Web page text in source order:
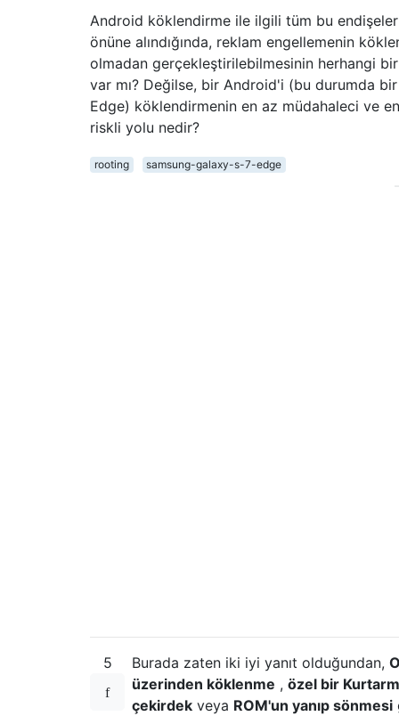
Android köklendirme ile ilgili tüm bu
önüne alındığında, reklam engellemenin
olmadan gerçekleştirilebilmesinin herhangi
var mı? Değilse, bir Android'i (bu durumda
Edge) köklendirmenin en az müdahaleci ve
riskli yolu nedir?
rooting
samsung-galaxy-s-7-edge
5 Burada zaten iki iyi yanıt olduğundan,
üzerinden köklenme , özel bir
çekirdek veya ROM'un yanıp sönmesi